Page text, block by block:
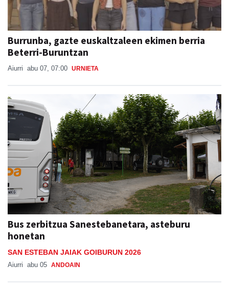
Burrunba, gazte euskaltzaleen ekimen berria
Beterri-Buruntzan
Aiurri abu 07, 07:00 URNIETA
Bus zerbitzua Sanestebanetara, asteburu
honetan
SAN ESTEBAN JAIAK GOIBURUN 2026
Aiurri abu 05 ANDOAIN